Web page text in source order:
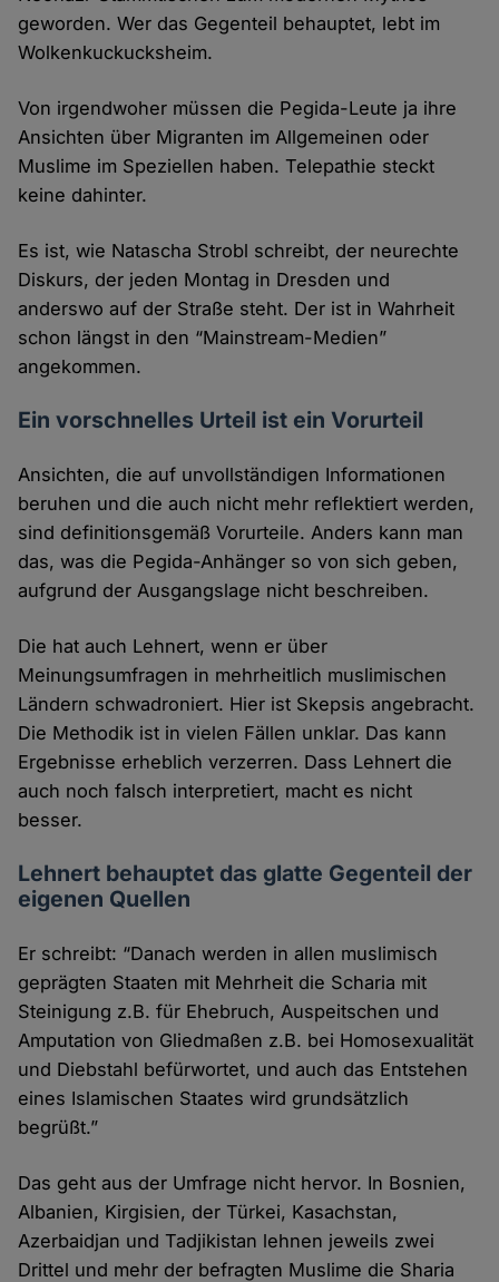
geworden. Wer das Gegenteil behauptet, lebt im
Wolkenkuckucksheim.
Von irgendwoher müssen die Pegida-Leute ja ihre
Ansichten über Migranten im Allgemeinen oder
Muslime im Speziellen haben. Telepathie steckt
keine dahinter.
Es ist, wie Natascha Strobl schreibt, der neurechte
Diskurs, der jeden Montag in Dresden und
anderswo auf der Straße steht. Der ist in Wahrheit
schon längst in den “Mainstream-Medien”
angekommen.
Ein vorschnelles Urteil ist ein Vorurteil
Ansichten, die auf unvollständigen Informationen
beruhen und die auch nicht mehr reflektiert werden,
sind definitionsgemäß Vorurteile. Anders kann man
das, was die Pegida-Anhänger so von sich geben,
aufgrund der Ausgangslage nicht beschreiben.
Die hat auch Lehnert, wenn er über
Meinungsumfragen in mehrheitlich muslimischen
Ländern schwadroniert. Hier ist Skepsis angebracht.
Die Methodik ist in vielen Fällen unklar. Das kann
Ergebnisse erheblich verzerren. Dass Lehnert die
auch noch falsch interpretiert, macht es nicht
besser.
Lehnert behauptet das glatte Gegenteil der
eigenen Quellen
Er schreibt: “Danach werden in allen muslimisch
geprägten Staaten mit Mehrheit die Scharia mit
Steinigung z.B. für Ehebruch, Auspeitschen und
Amputation von Gliedmaßen z.B. bei Homosexualität
und Diebstahl befürwortet, und auch das Entstehen
eines Islamischen Staates wird grundsätzlich
begrüßt.”
Das geht aus der Umfrage nicht hervor. In Bosnien,
Albanien, Kirgisien, der Türkei, Kasachstan,
Azerbaidjan und Tadjikistan lehnen jeweils zwei
Drittel und mehr der befragten Muslime die Sharia